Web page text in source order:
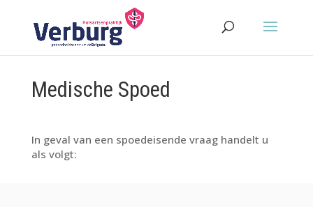
Medische Spoed
In geval van een spoedeisende vraag handelt u
als volgt: